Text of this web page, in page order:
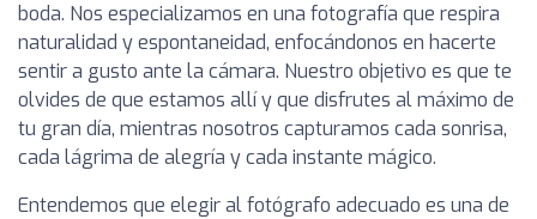
boda. Nos especializamos en una fotografía que respira
naturalidad y espontaneidad, enfocándonos en hacerte
sentir a gusto ante la cámara. Nuestro objetivo es que te
olvides de que estamos allí y que disfrutes al máximo de
tu gran día, mientras nosotros capturamos cada sonrisa,
cada lágrima de alegría y cada instante mágico.
Entendemos que elegir al fotógrafo adecuado es una de